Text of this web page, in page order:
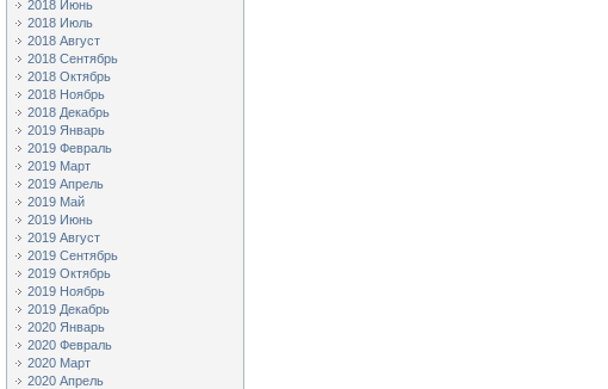
2018 Июнь
2018 Июль
2018 Август
2018 Сентябрь
2018 Октябрь
2018 Ноябрь
2018 Декабрь
2019 Январь
2019 Февраль
2019 Март
2019 Апрель
2019 Май
2019 Июнь
2019 Август
2019 Сентябрь
2019 Октябрь
2019 Ноябрь
2019 Декабрь
2020 Январь
2020 Февраль
2020 Март
2020 Апрель